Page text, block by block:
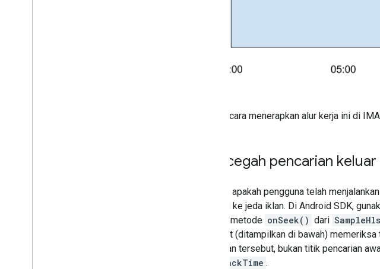
Berikut cara menerapkan alur kerja ini di
Mencegah pencarian
Periksa apakah pengguna telah
kembali ke jeda iklan. Di Android SDK,
pemicu metode onSeek() dari
tersebut (ditampilkan di bawah)
jeda iklan tersebut, bukan titik pencarian
snapBackTime .